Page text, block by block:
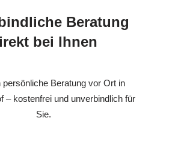
Beratung
bei Ihnen
persönliche Beratung vor Ort in
– kostenfrei und unverbindlich für
Sie.